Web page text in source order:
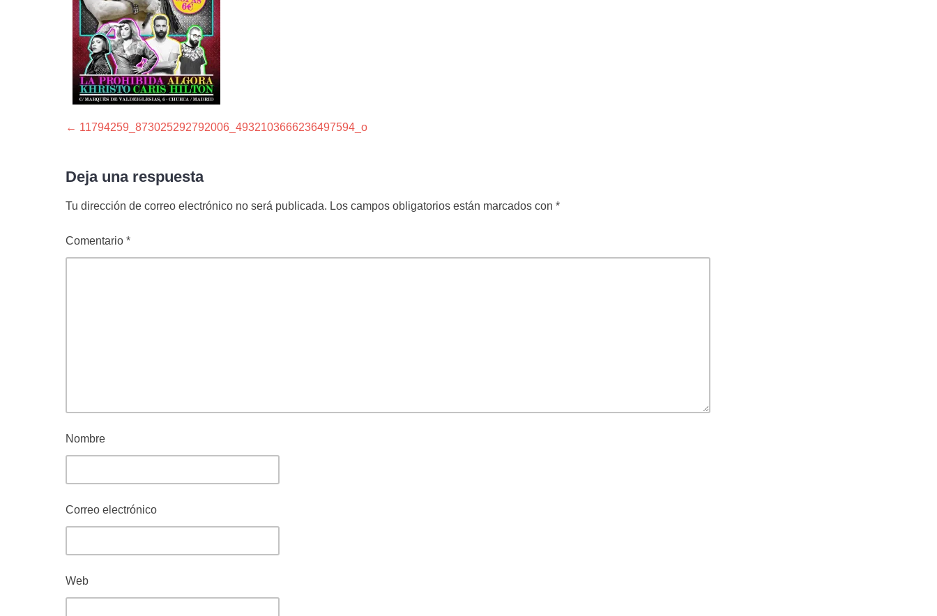
Navegación
de
entradas
← Entrada
11794259_873025292792006_4932103666236497594_o
Deja una respuesta
Tu dirección de correo electrónico no será publicada. Los campos obligatorios están marcados con*
Comentario*
Nombre
Correo electrónico
Web